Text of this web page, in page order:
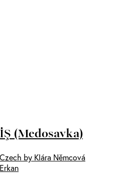
(Medosavka)
by Klára Němcová